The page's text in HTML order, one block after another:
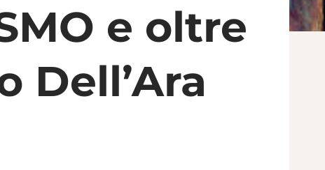
e oltre
Dell’Ara